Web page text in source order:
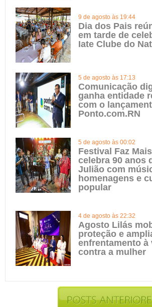
9 de agosto às 19:44
Dia dos Pais
em tarde de
Iate Clube do
5 de agosto às 17:13
Comunicação
ganha entidade
com o
Ponto.com.RN
5 de agosto às 00:02
Festival Faz
celebra 90 anos
Julião com
homenagens e
popular
4 de agosto às 22:32
Agosto Lilás
proteção e
enfrentamento à
contra a mulher